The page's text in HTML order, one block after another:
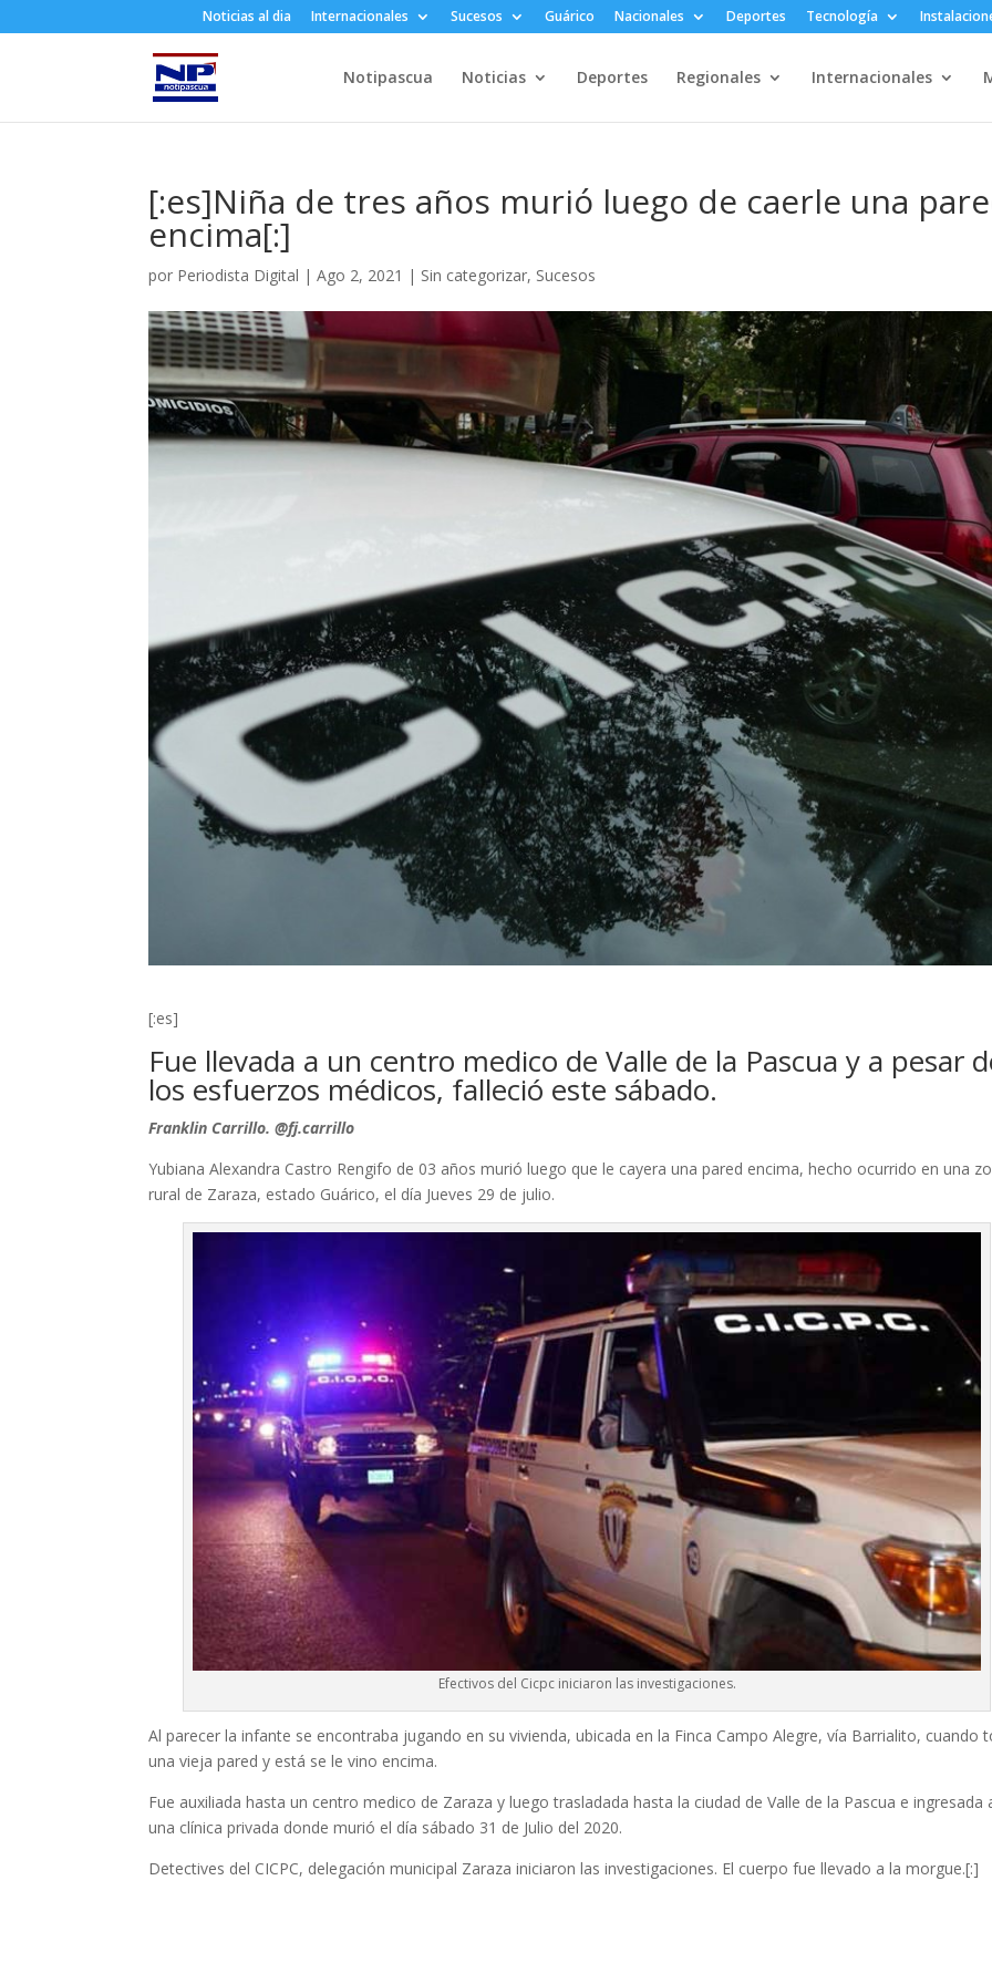
Noticias al dia Internacionales Sucesos Guárico Nacionales Deportes Tecnología
Notipascua Noticias Deportes Regionales Internacionales
[:es]Niña de tres años murió luego de caerle una
encima[:]
por Periodista Digital |Ago 2, 2021 | Sin categorizar, Sucesos
[:es]
Fue llevada a un centro medico de Valle de la Pascua y a pesar
los esfuerzos médicos, falleció este sábado.
Franklin Carrillo. @fj.carrillo
Yubiana Alexandra Castro Rengifo de 03 años murió luego que le cayera una pared encima, hecho ocurrido en una
rural de Zaraza, estado Guárico, el día Jueves 29 de julio.
Efectivos del Cicpc iniciaron las investigaciones.
Al parecer la infante se encontraba jugando en su vivienda, ubicada en la Finca Campo Alegre, vía Barrialito, cuando
una vieja pared y está se le vino encima.
Fue auxiliada hasta un centro medico de Zaraza y luego trasladada hasta la ciudad de Valle de la Pascua e ingresada
una clínica privada donde murió el día sábado 31 de Julio del 2020.
Detectives del CICPC, delegación municipal Zaraza iniciaron las investigaciones. El cuerpo fue llevado a la morgue.[:]